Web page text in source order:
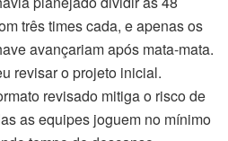
três times cada, e apenas os
avançariam após mata-mata.
revisar o projeto inicial.
revisado mitiga o risco de
as equipes joguem no mínimo